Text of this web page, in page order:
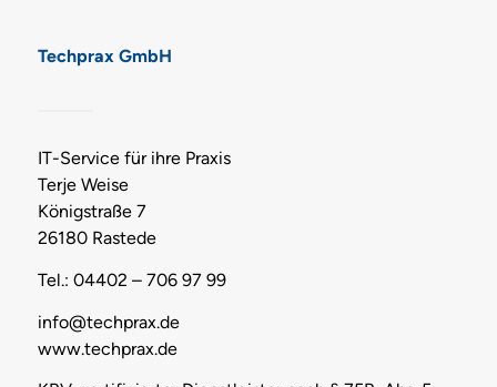
Techprax GmbH
IT-Service für ihre Praxis
Terje Weise
Königstraße 7
26180 Rastede
Tel.: 04402 – 706 97 99
info@techprax.de
www.techprax.de